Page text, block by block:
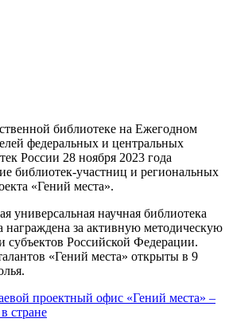
библиотеке на Ежегодном
федеральных и центральных
России 28 ноября 2023 года
библиотек-участниц и региональных
«Гений места».
универсальная научная библиотека
за активную методическую
субъектов Российской Федерации.
«Гений места» открыты в 9
проектный офис «Гений места» –
стране